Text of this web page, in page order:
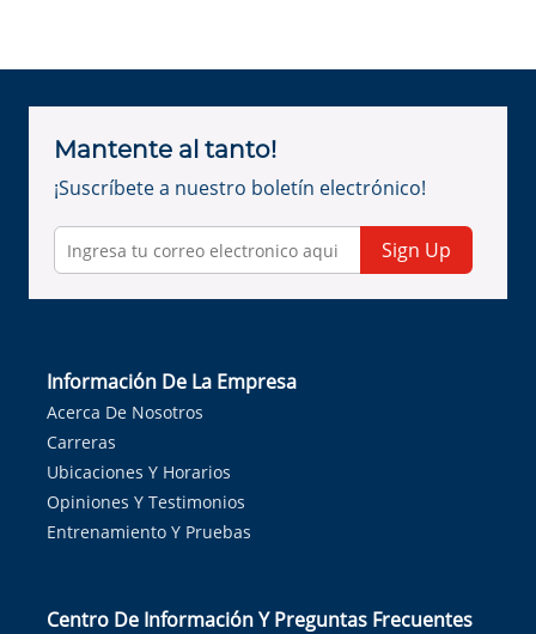
Mantente al tanto!
¡Suscríbete a nuestro boletín electrónico!
Sign Up
Información De La Empresa
Acerca De Nosotros
Carreras
Ubicaciones Y Horarios
Opiniones Y Testimonios
Entrenamiento Y Pruebas
Centro De Información Y Preguntas Frecuentes